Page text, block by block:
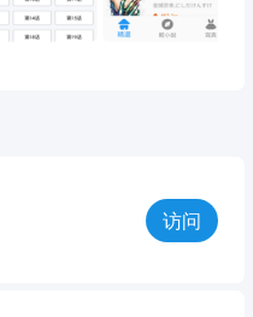
访问